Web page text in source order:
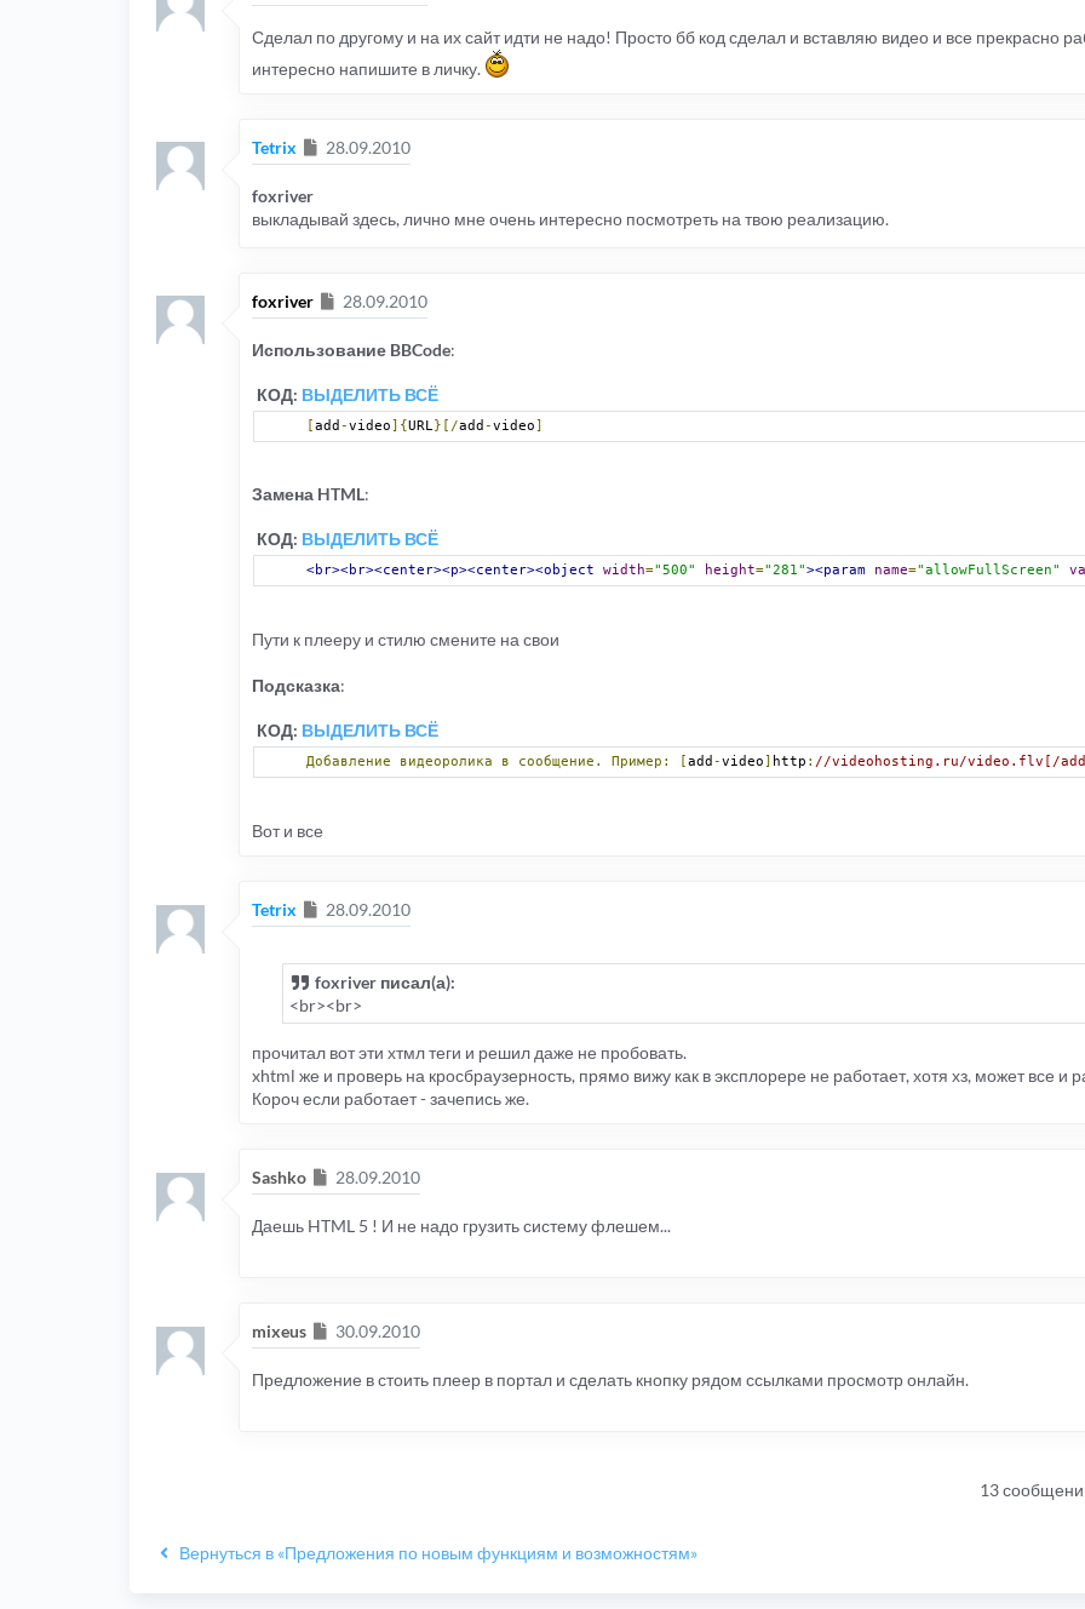
Сделал по другому и на их сайт идти не надо! Просто бб код сделал и вставляю видео и все прекрасно
интересно напишите в личку.
Tetrix Сообщение
28.09.2010
foxriver
выкладывай здесь, лично мне очень интересно посмотреть на твою реализацию.
foxriver Сообщение
28.09.2010
Использование BBCode:
КОД: ВЫДЕЛИТЬ ВСЁ
[add -video]{URL }[/add -video]
Замена HTML:
КОД: ВЫДЕЛИТЬ ВСЁ
<br><br><center><p><center><object width="500" height="281"><param name="allowFullScreen"
Пути к плееру и стилю смените на свои
Подсказка:
КОД: ВЫДЕЛИТЬ ВСЁ
Добавление видеоролика в сообщение. Пример: add -video http : //videohosting.ru/video.flv[/add-
Вот и все
Tetrix Сообщение
28.09.2010
foxriver писал(а):
<br><br>
прочитал вот эти хтмл теги и решил даже не пробовать.
xhtml же и проверь на кросбраузерность, прямо вижу как в эксплорере не работает, хотя хз, может все и
Короч если работает - зачепись же.
Sashko Сообщение
28.09.2010
Даешь HTML 5 ! И не надо грузить систему флешем...
mixeus Сообщение
30.09.2010
Предложение в стоить плеер в портал и сделать кнопку рядом ссылками просмотр онлайн.
13
Вернуться в «Предложения по новым функциям и возможностям»